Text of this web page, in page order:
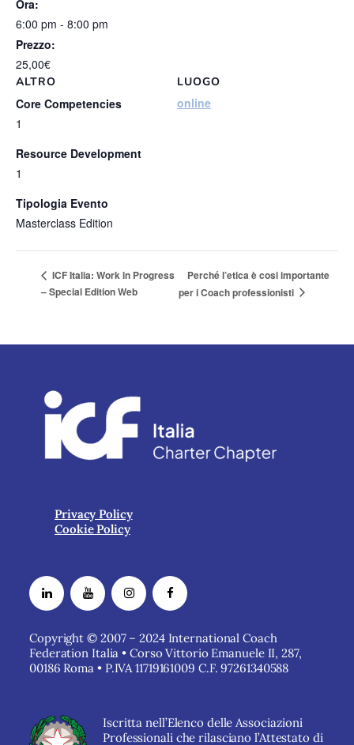
Ora:
6:00 pm - 8:00 pm
Prezzo:
25,00€
LUOGO
online
ALTRO
Core Competencies
1
Resource Development
1
Tipologia Evento
Masterclass Edition
ICF Italia: Work in Progress
– Special Edition Web
Perché l’etica è cosi importante
per i Coach professionisti
Privacy Policy
Cookie Policy
Copyright © 2007 – 2024 International Coach
Federation Italia • Corso Vittorio Emanuele II, 287,
00186 Roma • P.IVA 11719161009 C.F. 97261340588
Iscritta nell’Elenco delle Associazioni
Professionali che rilasciano l’Attestato di